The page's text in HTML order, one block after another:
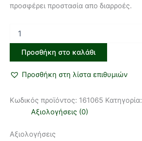
προσφέρει προστασία απο διαρροές.
Προσθήκη στο καλάθι
Προσθήκη στη λίστα επιθυμιών
Κωδικός προϊόντος: 161065 Κατηγορία:
Αξιολογήσεις (0)
Αξιολογήσεις